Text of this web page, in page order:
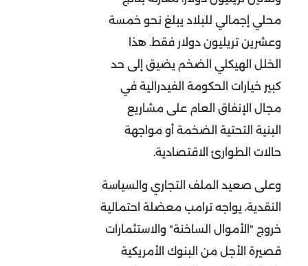
محلي إجمالي للبلاد يبلغ نحو خمسة
وعشرين تريليون دولار فقط. هذا
الخلل الهيكلي الضخم يضيق إلى حد
كبير خيارات الحكومة الفيدرالية في
مجال الإنفاق العام على مشاريع
البنية التحتية الضخمة أو مواجهة
حالات الطوارئ الاقتصادية.
وعلى صعيد الملف التجاري والسياسة
النقدية، يواجه ترامب معضلة احتمالية
خروج "الأموال الساخنة" والاستثمارات
قصيرة الأجل من البنوك الأمريكية